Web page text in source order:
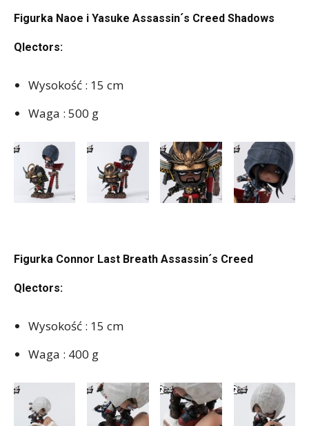
Figurka Naoe i Yasuke Assassin´s Creed Shadows
Qlectors:
Wysokość : 15 cm
Waga : 500 g
Figurka Connor Last Breath Assassin´s Creed
Qlectors:
Wysokość : 15 cm
Waga : 400 g